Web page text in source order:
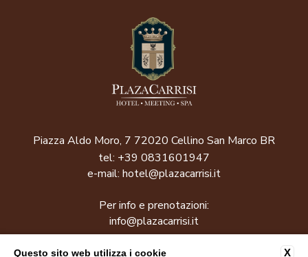
Piazza Aldo Moro, 7 72020 Cellino San Marco BR
tel: +39 0831601947
e-mail: hotel@plazacarrisi.it
Per info e prenotazioni:
info@plazacarrisi.it
P.Iva: 01619920745 X
Questo sito web utilizza i cookie